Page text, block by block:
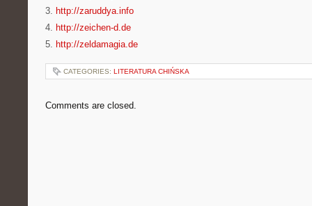
3. http://zaruddya.info
4. http://zeichen-d.de
5. http://zeldamagia.de
CATEGORIES: LITERATURA CHIŃSKA
Comments are closed.